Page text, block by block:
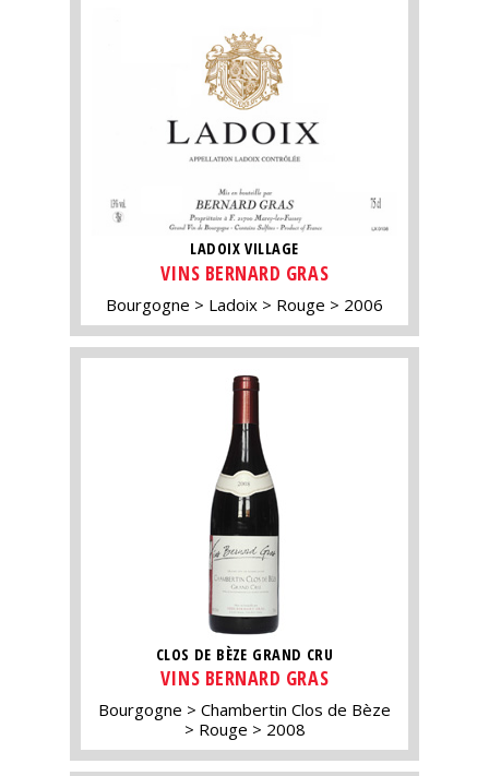
LADOIX VILLAGE
VINS BERNARD GRAS
Bourgogne Ladoix Rouge 2006
CLOS DE BÈZE GRAND CRU
VINS BERNARD GRAS
Bourgogne
Chambertin Clos de Bèze
Rouge
2008